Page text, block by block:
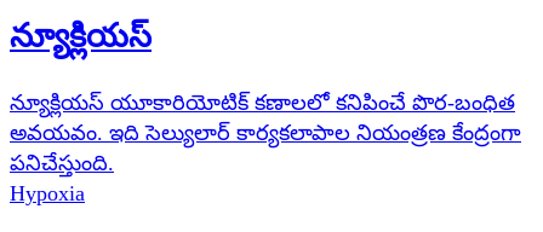
న్యూక్లియస్
న్యూక్లియస్ యూకారియోటిక్ కణాలలో కనిపించే పొర-బంధిత
అవయవం. ఇది సెల్యులార్ కార్యకలాపాల నియంత్రణ కేంద్రంగా
పనిచేస్తుంది.
Hypoxia